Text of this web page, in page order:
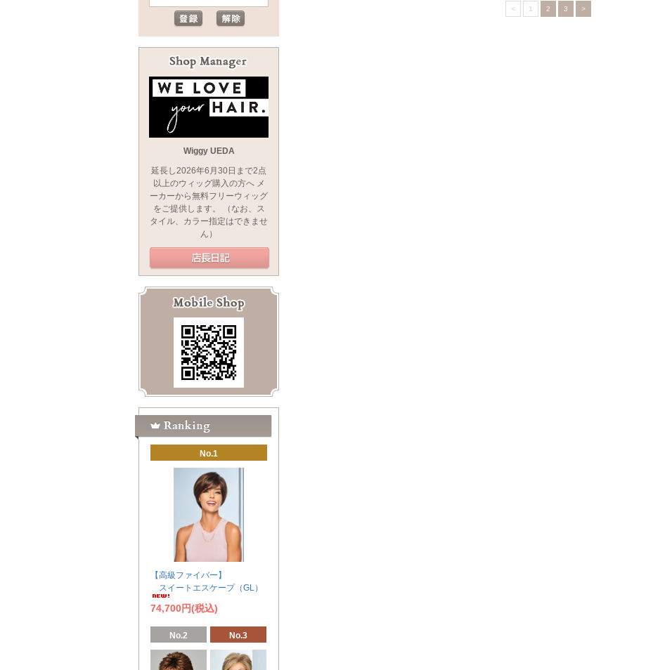
< 1 2 3 >
Wiggy UEDA
延長し2026年6月30日まで2点
以上のウィッグ購入の方へ メ
ーカーから無料フリーウィッグ
をご提供します。 （なお、ス
タイル、カラー指定はできませ
ん）
No.1
【高級ファイバー】
スイートエスケープ（GL）
74,700円(税込)
No.2 No.3